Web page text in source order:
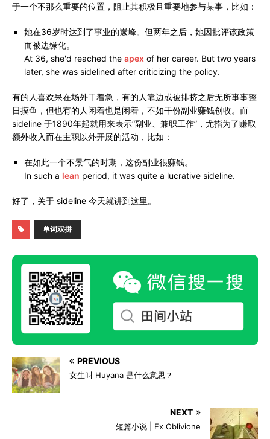
于一个不那么重要的位置，阻止其积极且重要地参与某事，比如：
她在36岁时达到了事业的巅峰。但两年之后，她因批评该政策
而被边缘化。
At 36, she'd reached the apex of her career. But two years
later, she was sidelined after criticizing the policy.
有的人喜欢呆在场外干着急，有的人靠边或被排挤之后无所事事整
日摸鱼，但也有的人闲着也是闲着，不如干份副业赚钱创收。而
sideline 于1890年起就用来表示“副业、兼职工作”，尤指为了赚取
额外收入而在主职以外开展的活动，比如：
在如此一个不景气的时期，这份副业很赚钱。
In such a lean period, it was quite a lucrative sideline.
好了，关于 sideline 今天就讲到这里。
单词双拼
PREVIOUS
女生叫 Huyana 是什么意思？
NEXT
短篇小说 | Ex Oblivione